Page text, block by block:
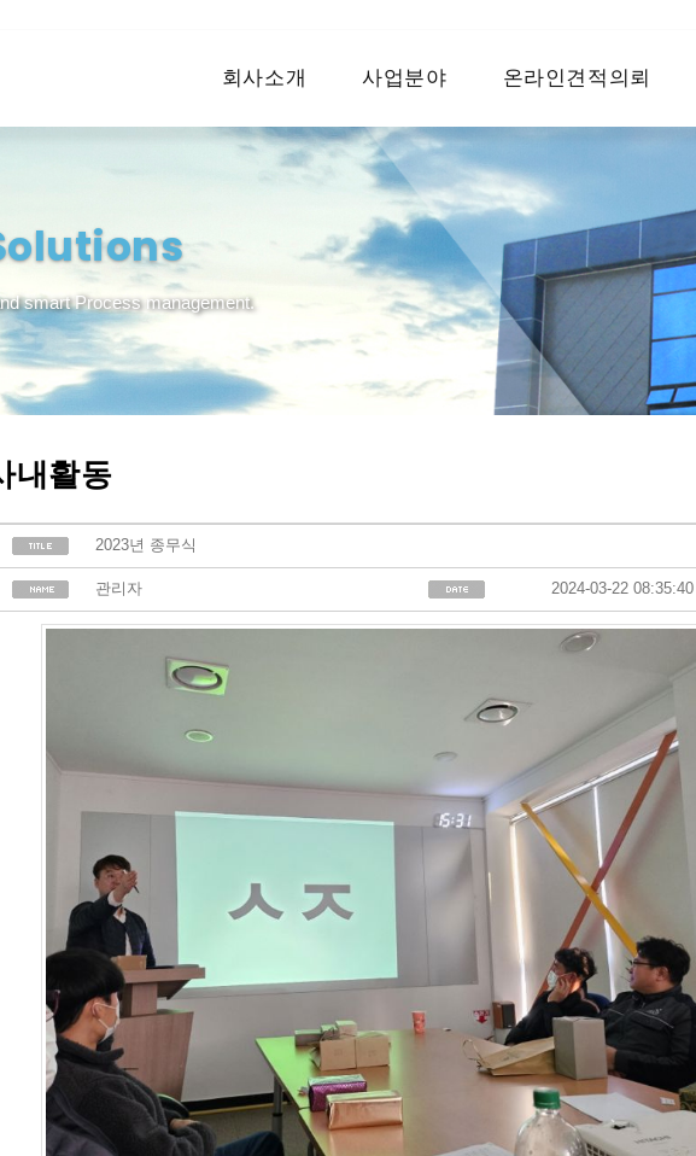
회사소개 사업분야 온라인견적의뢰
smart Process management.
내활동
2023년 종무식
관리자 2024-03-22 08:35:40